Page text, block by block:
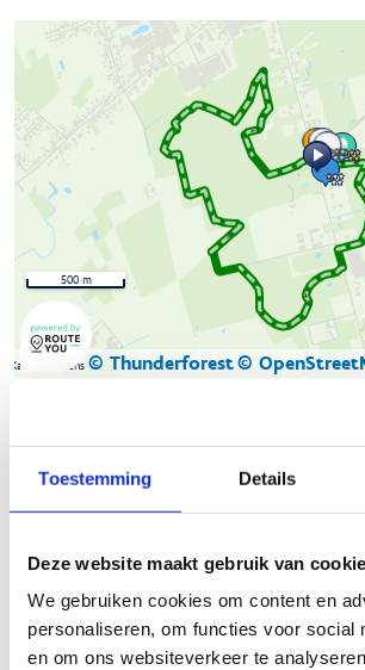
Toestemming Details
Deze website maakt gebruik van
We gebruiken cookies om content en
personaliseren, om functies voor social
en om ons websiteverkeer te
Kaartgegevens © Thunderforest©
500 m
Beschrijving van
De natuurloop vanBuggenhoutbosstart
waar links en rechts de loopparcours
gelegen vlak bij de 500 jaar oude boskapel
volgens de legende 'jonker Jan De Rijcke,
jagen, wiert hier van een wilt zwijn